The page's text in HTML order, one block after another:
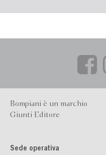
Derrida, di Lyotard e di
comprendere il cinema
Bompiani è un marchio
Giunti Editore
Sede operativa